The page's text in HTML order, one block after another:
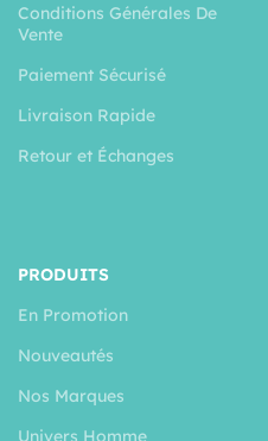
Conditions Générales De
Vente
Paiement Sécurisé
Livraison Rapide
Retour et Échanges
PRODUITS
En Promotion
Nouveautés
Nos Marques
Univers Homme